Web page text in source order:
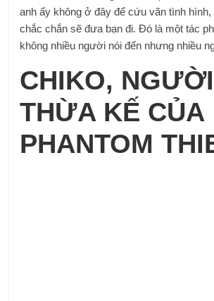
anh ấy không ở đây để cứu vãn tình hình,
chắc chắn sẽ đưa bạn đi. Đó là một tác
không nhiều người nói đến nhưng nhiều
CHIKO, NGƯỜI
THỪA KẾ CỦA
PHANTOM